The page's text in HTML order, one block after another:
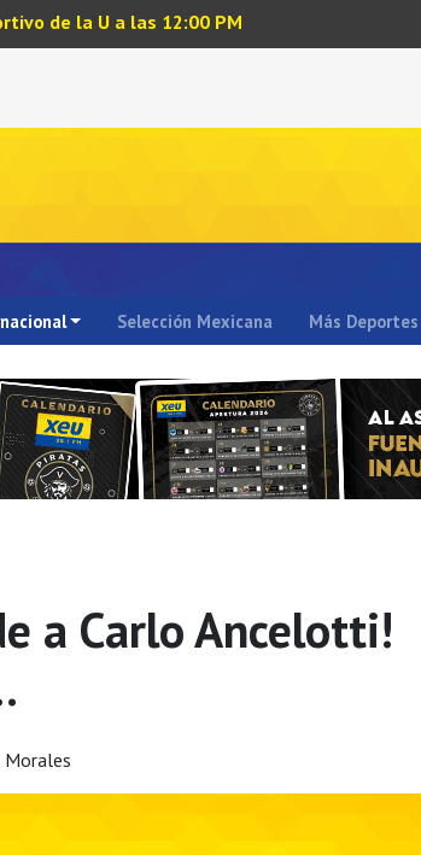
de la U a las 12:00 PM
Selección Mexicana Más Deportes
a Carlo Ancelotti!
Morales